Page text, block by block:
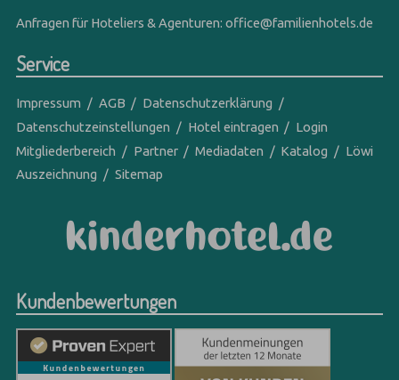
Anfragen für Hoteliers & Agenturen:office@familienhotels.de
Service
Impressum AGB
Datenschutzerklärung
Datenschutzeinstellungen
Hotel eintragen
Login
Mitgliederbereich
Partner Mediadaten Katalog
Löwi
Auszeichnung
Sitemap
Kundenbewertungen